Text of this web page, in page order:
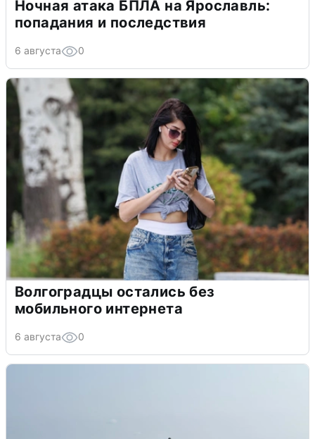
Ночная атака БПЛА на Ярославль:
попадания и последствия
6 августа 0
Волгоградцы остались без
мобильного интернета
6 августа 0